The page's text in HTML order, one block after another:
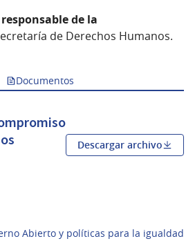
de la
de Derechos Humanos.
Documentos
una pestaña nueva)
Descargar archivo
al filtrar por la categoría: Gobierno
Abierto y políticas para la igualdad